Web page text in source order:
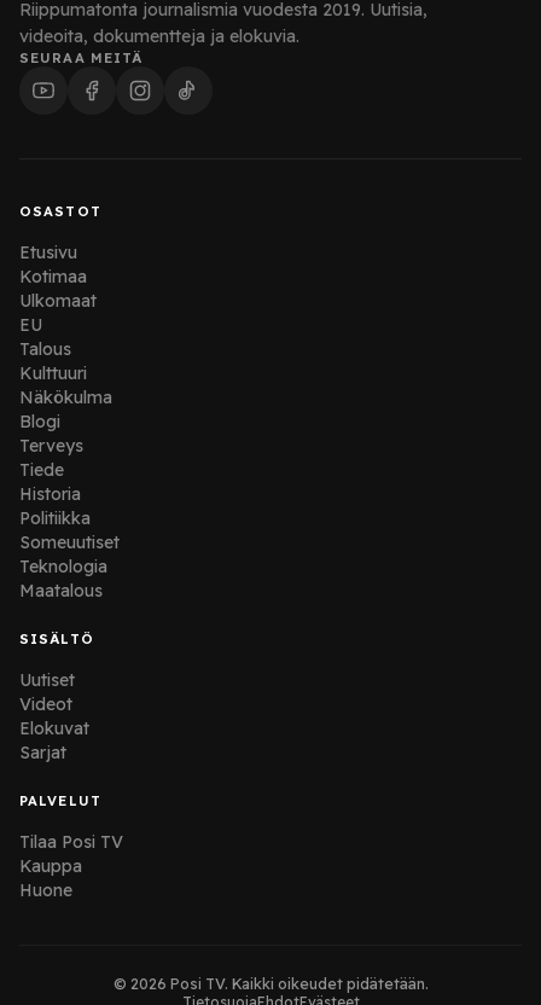
Riippumatonta journalismia vuodesta 2019. Uutisia,
videoita, dokumentteja ja elokuvia.
SEURAA MEITÄ
OSASTOT
Etusivu
Kotimaa
Ulkomaat
EU
Talous
Kulttuuri
Näkökulma
Blogi
Terveys
Tiede
Historia
Politiikka
Someuutiset
Teknologia
Maatalous
SISÄLTÖ
Uutiset
Videot
Elokuvat
Sarjat
PALVELUT
Tilaa Posi TV
Kauppa
Huone
© 2026 Posi TV. Kaikki oikeudet pidätetään.